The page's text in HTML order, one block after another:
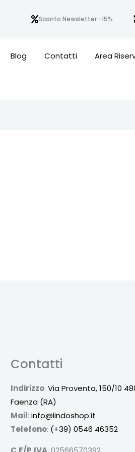
Blog Contatti Area
Sconto Newsletter -15%
Contatti
Indirizzo:Via Proventa, 150/10
Faenza (RA)
Mail:info@lindoshop.it
Telefono: (+39) 0546 46352